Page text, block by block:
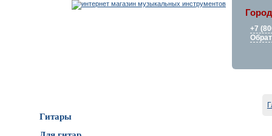
+7
Гитары